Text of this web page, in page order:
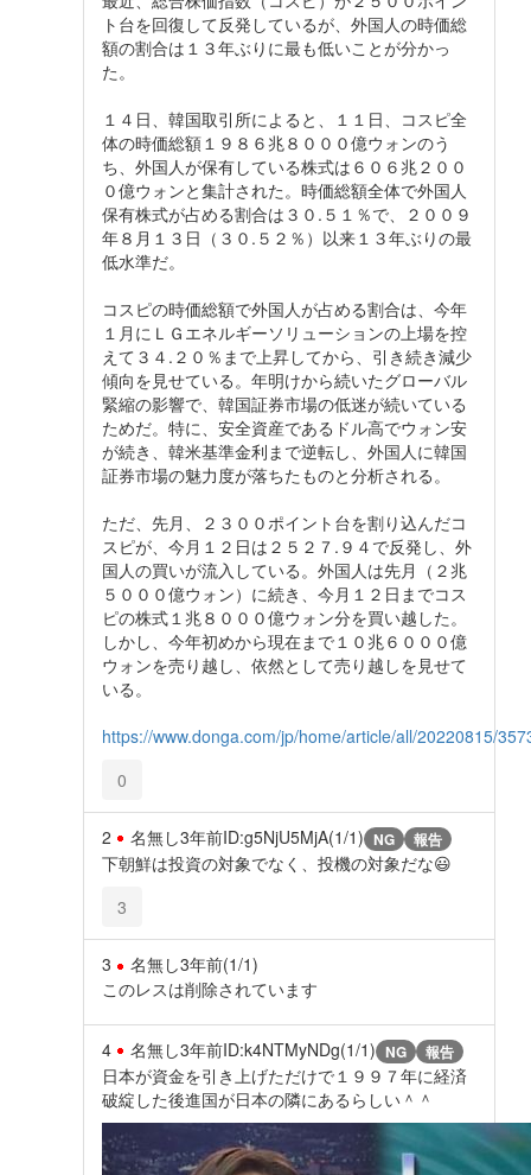
ト台を回復して反発しているが、外国人の時価総
額の割合は１３年ぶりに最も低いことが分かっ
た。
１４日、韓国取引所によると、１１日、コスピ全
体の時価総額１９８６兆８０００億ウォンのう
ち、外国人が保有している株式は６０６兆２００
０億ウォンと集計された。時価総額全体で外国人
保有株式が占める割合は３０.５１％で、２００９
年８月１３日（３０.５２％）以来１３年ぶりの最
低水準だ。
コスピの時価総額で外国人が占める割合は、今年
１月にＬＧエネルギーソリューションの上場を控
えて３４.２０％まで上昇してから、引き続き減少
傾向を見せている。年明けから続いたグローバル
緊縮の影響で、韓国証券市場の低迷が続いている
ためだ。特に、安全資産であるドル高でウォン安
が続き、韓米基準金利まで逆転し、外国人に韓国
証券市場の魅力度が落ちたものと分析される。
ただ、先月、２３００ポイント台を割り込んだコ
スピが、今月１２日は２５２７.９４で反発し、外
国人の買いが流入している。外国人は先月（２兆
５０００億ウォン）に続き、今月１２日までコス
ピの株式１兆８０００億ウォン分を買い越した。
しかし、今年初めから現在まで１０兆６０００億
ウォンを売り越し、依然として売り越しを見せて
いる。
https://www.donga.com/jp/home/article/all/20220815/
0
2 名無し3年前ID:g5NjU5MjA(1/1) NG 報告
下朝鮮は投資の対象でなく、投機の対象だな😃
3
3 名無し3年前(1/1)
このレスは削除されています
4 名無し3年前ID:k4NTMyNDg(1/1) NG 報告
日本が資金を引き上げただけで１９９７年に経済
破綻した後進国が日本の隣にあるらしい＾＾